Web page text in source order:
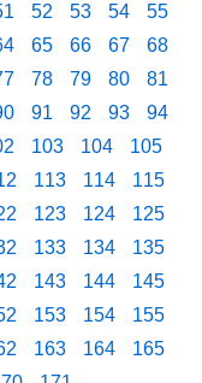
52 53 54
55
65 66 67
68
78 79 80
81
91 92 93
94
103 104
105
113 114
115
123 124
125
133 134
135
143 144
145
153 154
155
163 164
165